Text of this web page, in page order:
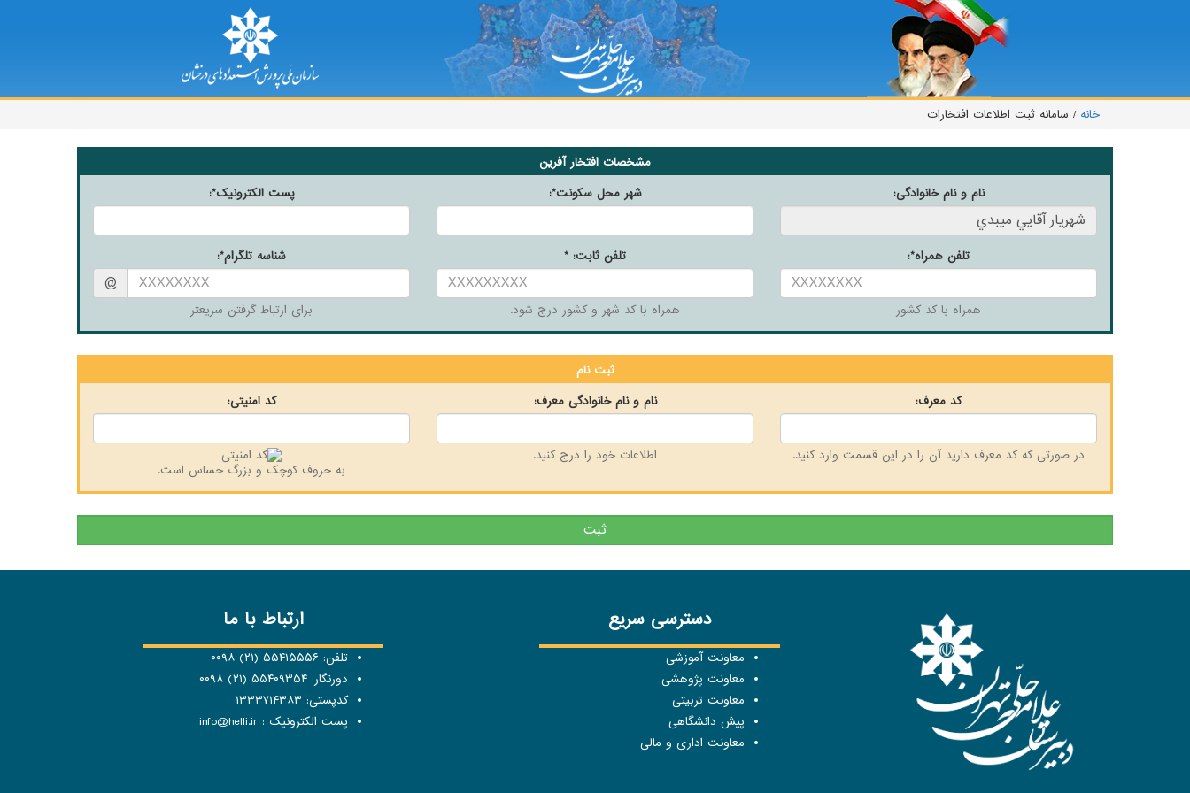
خانه/ سامانه ثبت اطلاعات افتخارات
مشخصات افتخار آفرین
نام و نام خانوادگی:
شهر محل سکونت*
: پست الکترونیک*
:
تلفن همراه*
:
همراه با کد کشور
تلفن ثابت: *
همراه با کد شهر و کشور درج شود.
شناسه تلگرام*
:
@
برای ارتباط گرفتن سریعتر
ثبت نام
کد معرف:
در صورتی که کد معرف دارید آن را در این قسمت وارد کنید.
نام و نام خانوادگی معرف:
اطلاعات خود را درج کنید.
کد امنیتی:
به حروف کوچک و بزرگ حساس است.
ثبت
دسترسی سریع
معاونت آموزشی
معاونت پژوهشی
معاونت تربیتی
پیش دانشگاهی
معاونت اداری و مالی
ارتباط با ما
تلفن: ۵۵۴۱۵۵۵۶ (۲۱) ۰۰۹۸
دورنگار: ۵۵۴۰۹۳۵۴ (۲۱) ۰۰۹۸
کدپستی: ۱۳۳۳۷۱۴۳۸۳
پست الکترونیک : info@helli.ir